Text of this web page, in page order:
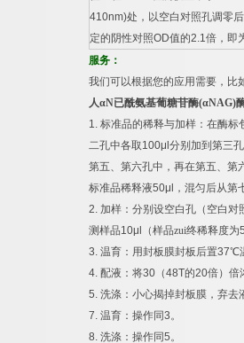
410nm)处，以空白对照孔调零
定的阴性对照OD值的2.1倍，即
服务：
我们可以根据您的应用需要，比
人αN已酰氨基葡糖苷酶(αNAG)
1. 标准品的稀释与加样：在酶标
二孔中各取100μl 分别加到第三
第五、第六孔中，再在第五、第
标准品稀释液50μl
，混匀后从第
2. 加样：分别设空白孔（空白
测样品10μl （样品zui终稀释度为
3. 温育：用封板膜封板后置37℃
4. 配液：将30 （48T的20倍）倍
5. 洗涤：小心揭掉封板膜，弃去
7. 温育：操作同3。
8. 洗涤：操作同5。